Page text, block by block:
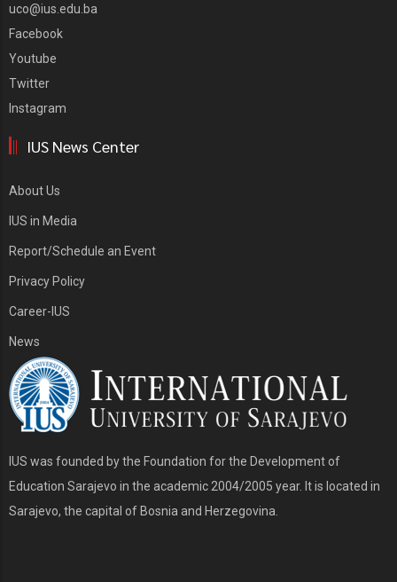
uco@ius.edu.ba
Facebook
Youtube
Twitter
Instagram
IUS News Center
About Us
IUS in Media
Report/Schedule an Event
Privacy Policy
Career-IUS
News
IUS was founded by the Foundation for the Development of
Education Sarajevo in the academic 2004/2005 year. It is located in
Sarajevo, the capital of Bosnia and Herzegovina.